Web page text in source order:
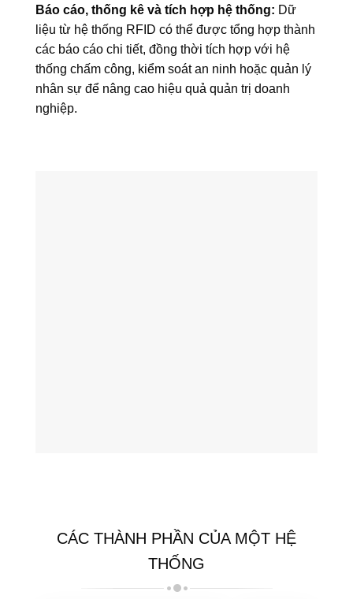
Báo cáo, thống kê và tích hợp hệ thống: Dữ
liệu từ hệ thống RFID có thể được tổng hợp thành
các báo cáo chi tiết, đồng thời tích hợp với hệ
thống chấm công, kiểm soát an ninh hoặc quản lý
nhân sự để nâng cao hiệu quả quản trị doanh
nghiệp.
CÁC THÀNH PHẦN CỦA MỘT HỆ
THỐNG